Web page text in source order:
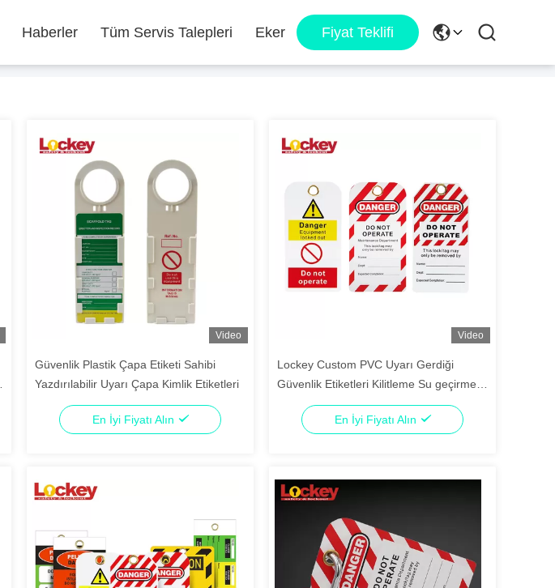
Haberler Tüm Servis Talepleri Eker Fiyat Teklifi
Video
Güvenlik Plastik Çapa Etiketi Sahibi
Yazdırılabilir Uyarı Çapa Kimlik Etiketleri
En İyi Fiyatı Alın
Video
Lockey Custom PVC Uyarı Gerdiği
Güvenlik Etiketleri Kilitleme Su geçirmez
İzolasyon Etiketleri
En İyi Fiyatı Alın